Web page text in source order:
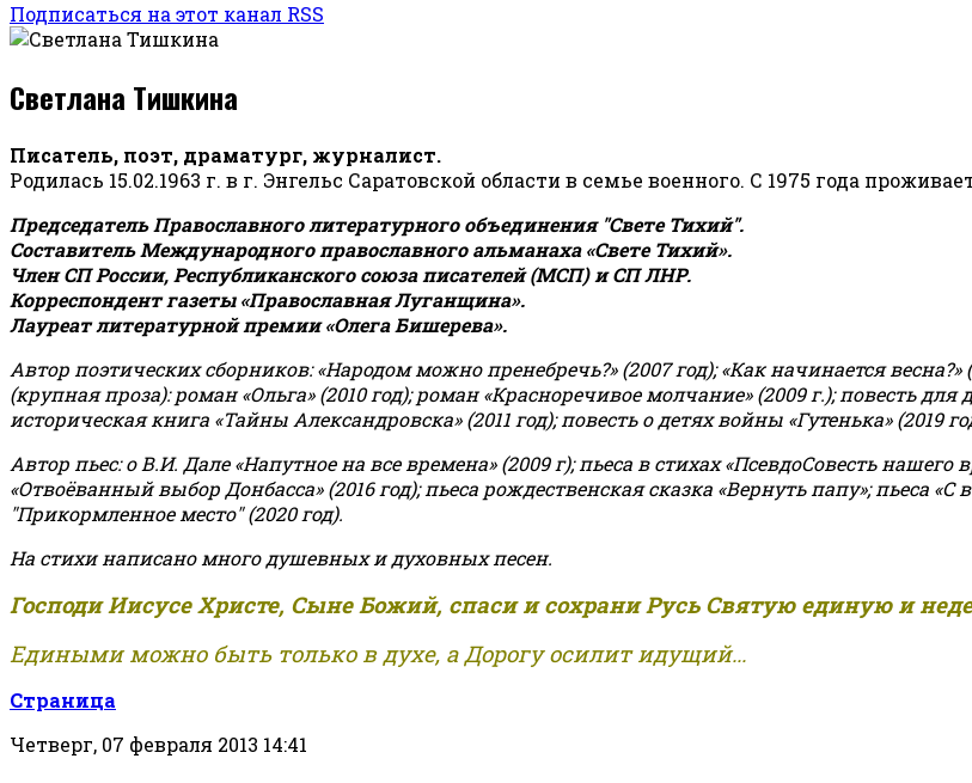
Подписаться на этот канал RSS
Светлана Тишкина
Писатель, поэт, драматург, журналист.
Родилась 15.02.1963 г. в г. Энгельс Саратовской области в семье военного. С 1975 года
Председатель Православного литературного объединения "Свете Тихий".
Составитель Международного православного альманаха «Свете Тихий».
Член СП России, Республиканского союза писателей (МСП) и СП ЛНР.
Корреспондент газеты «Православная Луганщина».
Лауреат литературной премии «Олега Бишерева».
Автор поэтических сборников: «Народом можно пренебречь?» (2007 год); «Как начинается весна?»
(крупная проза): роман «Ольга» (2010 год); роман «Красноречивое молчание» (2009 г.); повесть
историческая книга «Тайны Александровска» (2011 год); повесть о детях войны «Гутенька» (2019
Автор пьес: о В.И. Дале «Напутное на все времена» (2009 г); пьеса в стихах «ПсевдоСовесть нашего
«Отвоёванный выбор Донбасса» (2016 год); пьеса рождественская сказка «Вернуть папу»; пьеса «С
"Прикормленное место" (2020 год).
На стихи написано много душевных и духовных песен.
Господи Иисусе Христе, Сыне Божий, спаси и сохрани Русь Святую единую и
Едиными можно быть только в духе, а Дорогу осилит идущий...
Страница
Четверг, 07 февраля 2013 14:41